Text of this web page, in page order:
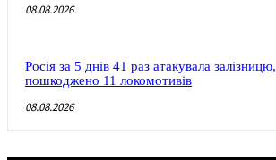
08.08.2026
Росія за 5 днів 41 раз атакувала залізницю,
пошкоджено 11 локомотивів
08.08.2026